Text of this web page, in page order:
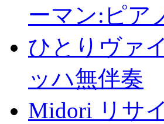
ーマン:ピア
ひとりヴァ
ッハ無伴奏
Midori リサ